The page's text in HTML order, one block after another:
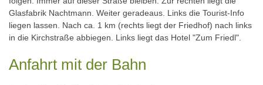
Glasfabrik Nachtmann. Weiter geradeaus. Links die Tourist-Info
liegen lassen. Nach ca. 1 km (rechts liegt der Friedhof) nach links
in die Kirchstraße abbiegen. Links liegt das Hotel "Zum Friedl".
Anfahrt mit der Bahn